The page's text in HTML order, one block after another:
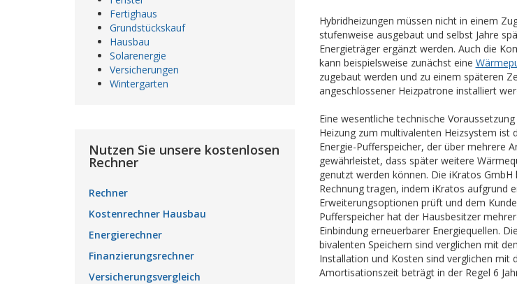
Hybridheizungen müssen nicht in einem
stufenweise ausgebaut und selbst Jahre
Energieträger ergänzt werden. Auch die
kann beispielsweise zunächst eine
zugebaut werden und zu einem späteren
angeschlossener Heizpatrone installiert
Eine wesentliche technische
Heizung zum multivalenten Heizsystem ist
Energie-Pufferspeicher, der über mehrere
gewährleistet, dass später weitere
genutzt werden können. Die iKratos
Rechnung tragen, indem iKratos aufgrund
Erweiterungsoptionen prüft und dem
Pufferspeicher hat der Hausbesitzer
Einbindung erneuerbarer Energiequellen.
bivalenten Speichern sind verglichen mit
Installation und Kosten sind verglichen mit
Amortisationszeit beträgt in der Regel 6
Fertighaus
Grundstückskauf
Hausbau
Solarenergie
Versicherungen
Wintergarten
Nutzen Sie unsere kostenlosen
Rechner
Rechner
Kostenrechner Hausbau
Energierechner
Finanzierungsrechner
Versicherungsvergleich